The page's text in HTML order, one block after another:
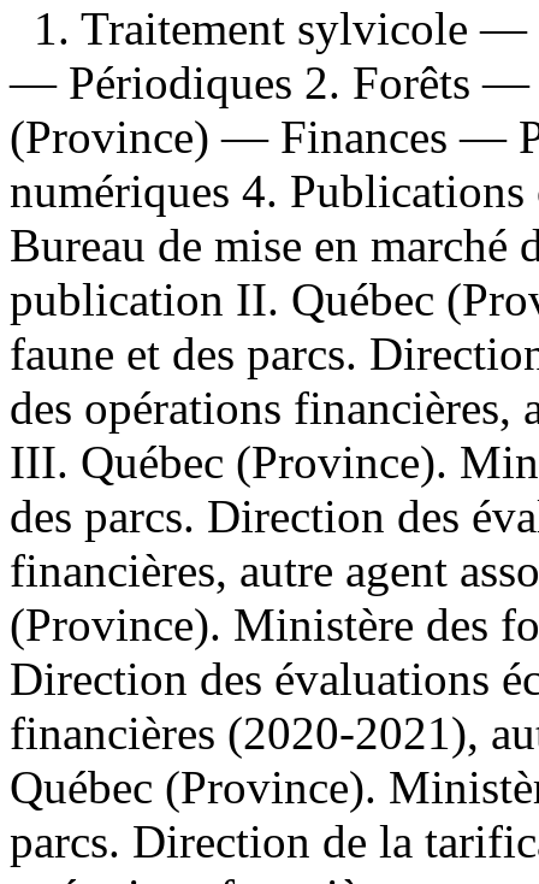
1. Traitement sylvicole —
— Périodiques 2. Forêts
(Province) — Finances —
numériques 4.
Bureau de mise en marché
publication II. Québec
faune et des parcs.
des opérations financières,
III. Québec (Province).
des parcs. Direction des
financières, autre agent
(Province). Ministère des
Direction des évaluations
financières (2020-2021),
Québec (Province).
parcs. Direction de la